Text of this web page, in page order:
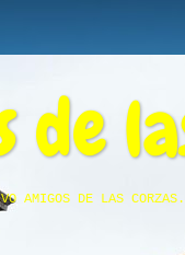
de
AMIGOS DE LAS